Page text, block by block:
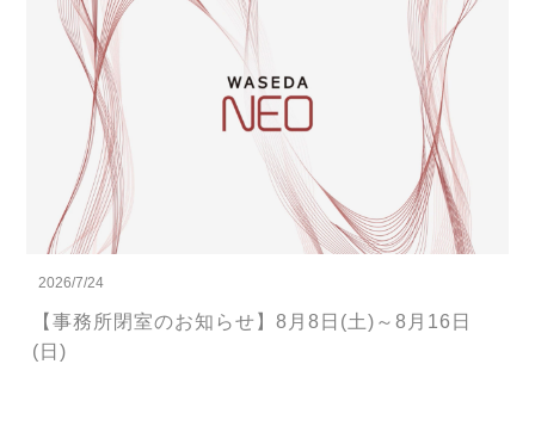
2026/7/24
【事務所閉室のお知らせ】8月8日(土)～8月16日
(日)